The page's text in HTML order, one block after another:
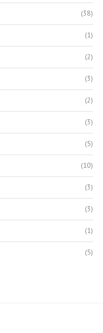
(38)
(1)
(2)
(3)
(2)
(3)
(5)
(10)
(3)
(3)
(1)
(5)